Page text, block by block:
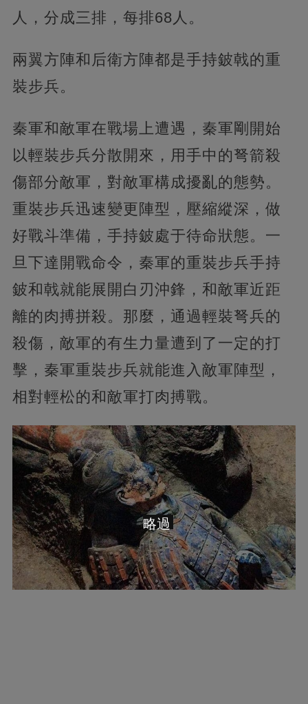
人，分成三排，每排68人。
兩翼方陣和后衛方陣都是手持鈹戟的重
裝步兵。
秦軍和敵軍在戰場上遭遇，秦軍剛開始
以輕裝步兵分散開來，用手中的弩箭殺
傷部分敵軍，對敵軍構成擾亂的態勢。
重裝步兵迅速變更陣型，壓縮縱深，做
好戰斗準備，手持鈹處于待命狀態。一
旦下達開戰命令，秦軍的重裝步兵手持
鈹和戟就能展開白刃沖鋒，和敵軍近距
離的肉搏拼殺。那麼，通過輕裝弩兵的
殺傷，敵軍的有生力量遭到了一定的打
擊，秦軍重裝步兵就能進入敵軍陣型，
相對輕松的和敵軍打肉搏戰。
略過